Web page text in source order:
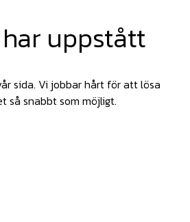
uppstått
sida. Vi jobbar hårt för att lösa
så snabbt som möjligt.